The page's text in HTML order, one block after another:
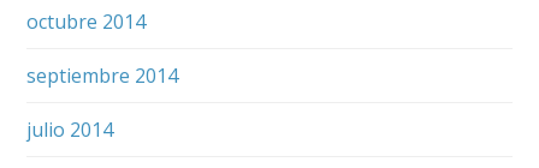
octubre 2014
septiembre 2014
julio 2014